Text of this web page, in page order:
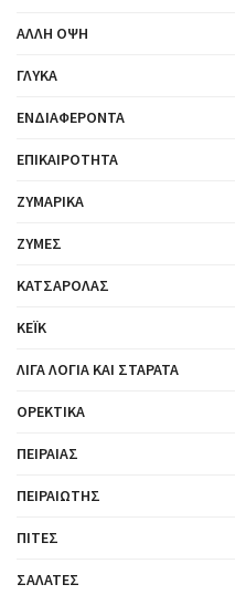
ΆΛΛΗ ΌΨΗ
ΓΛΥΚΆ
ΕΝΔΙΑΦΈΡΟΝΤΑ
ΕΠΙΚΑΙΡΌΤΗΤΑ
ΖΥΜΑΡΙΚΆ
ΖΎΜΕΣ
ΚΑΤΣΑΡΌΛΑΣ
ΚΈΙΚ
ΛΊΓΑ ΛΌΓΙΑ ΚΑΙ ΣΤΑΡΆΤΑ
ΟΡΕΚΤΙΚΆ
ΠΕΙΡΑΙΆΣ
ΠΕΙΡΑΙΏΤΗΣ
ΠΊΤΕΣ
ΣΑΛΆΤΕΣ